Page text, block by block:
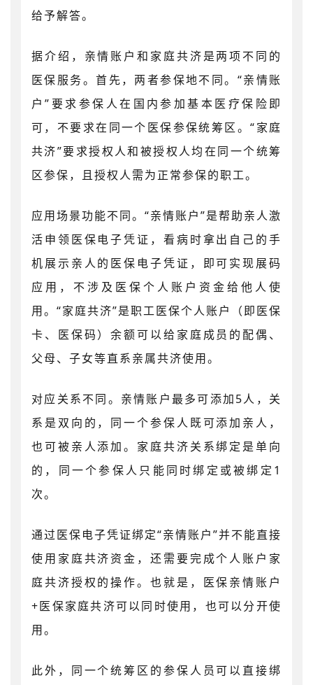
给予解答。
据介绍，亲情账户和家庭共济是两项不同的
医保服务。首先，两者参保地不同。“亲情账
户”要求参保人在国内参加基本医疗保险即
可，不要求在同一个医保参保统筹区。“家庭
共济”要求授权人和被授权人均在同一个统筹
区参保，且授权人需为正常参保的职工。
应用场景功能不同。“亲情账户”是帮助亲人激
活申领医保电子凭证，看病时拿出自己的手
机展示亲人的医保电子凭证，即可实现展码
应用，不涉及医保个人账户资金给他人使
用。“家庭共济”是职工医保个人账户（即医保
卡、医保码）余额可以给家庭成员的配偶、
父母、子女等直系亲属共济使用。
对应关系不同。亲情账户最多可添加5人，关
系是双向的，同一个参保人既可添加亲人，
也可被亲人添加。家庭共济关系绑定是单向
的，同一个参保人只能同时绑定或被绑定1
次。
通过医保电子凭证绑定“亲情账户”并不能直接
使用家庭共济资金，还需要完成个人账户家
庭共济授权的操作。也就是，医保亲情账户
+医保家庭共济可以同时使用，也可以分开使
用。
此外，同一个统筹区的参保人员可以直接绑